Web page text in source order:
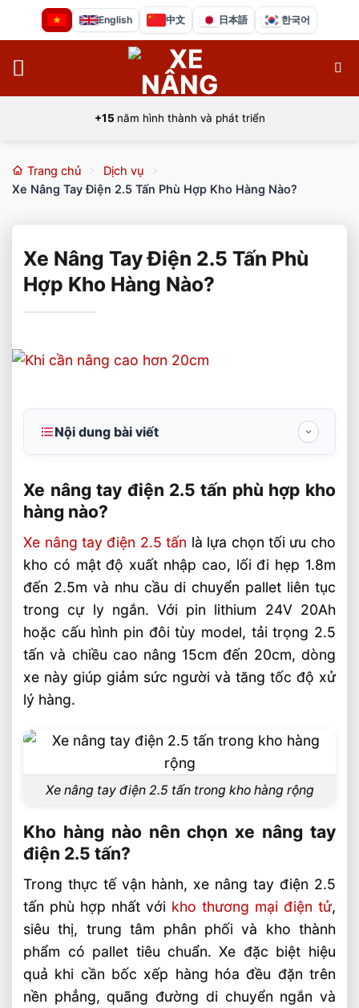
dung
English 中文 日本語 한국어
+15 năm hình thành và phát triển
Trang chủ
Dịch vụ
Xe Nâng Tay Điện 2.5 Tấn Phù Hợp Kho Hàng Nào?
Xe Nâng Tay Điện 2.5 Tấn Phù
Hợp Kho Hàng Nào?
Nội dung bài viết
hàng nào?
Kho hàng nào nên chọn xe nâng tay điện
2.5 tấn?
Ưu điểm kỹ thuật khi vận hành trong kho
Cách chọn đúng model xe nâng tay điện
2.5 tấn
Câu hỏi thường gặp về xe nâng tay điện
2.5 tấn phù hợp kho hàng nào? FAQ
Xe nâng tay điện 2.5 tấn khác gì xe nâng
Kho nhỏ có nên chọn xe nâng tay điện
Tổng hợp thông tin và dịch vụ
Kho Hàng Nào?
Liên hệ mua sản phẩm
Bài Viết Liên Quan
Xe Nâng Dầu 3 Tấn Có Thể Làm Việc Liên
Tục Nhiều Ca Không?
Xe nâng tay điện 2.5 tấn phù hợp kho
hàng nào?
Xe nâng tay điện 2.5 tấn là lựa chọn tối ưu cho
kho có mật độ xuất nhập cao, lối đi hẹp 1.8m
đến 2.5m và nhu cầu di chuyển pallet liên tục
trong cự ly ngắn. Với pin lithium 24V 20Ah
hoặc cấu hình pin đôi tùy model, tải trọng 2.5
tấn và chiều cao nâng 15cm đến 20cm, dòng
xe này giúp giảm sức người và tăng tốc độ xử
lý hàng.
Xe nâng tay điện 2.5 tấn trong kho hàng rộng
Kho hàng nào nên chọn xe nâng tay
điện 2.5 tấn?
Trong thực tế vận hành, xe nâng tay điện 2.5
tấn phù hợp nhất với kho thương mại điện tử,
siêu thị, trung tâm phân phối và kho thành
phẩm có pallet tiêu chuẩn. Xe đặc biệt hiệu
quả khi cần bốc xếp hàng hóa đều đặn trên
nền phẳng, quãng đường di chuyển ngắn và